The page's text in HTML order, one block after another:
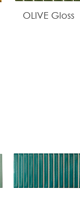
OLIVE Gloss